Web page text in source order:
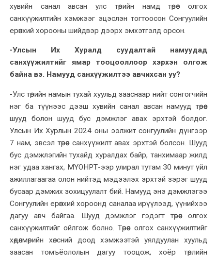
хувийн санал авсан улс төрийн намд төрөөс олгох
санхүүжилтийн хэмжээг эцэслэн тогтоосон Сонгуулийн
ерөнхий хорооны шийдвэр дээрх эмхэтгэлд орсон.
-Улсын Их Хуралд суудалтай намуудад
санхүүжилтийг ямар тооцооллоор хэрхэн олгож
байна вэ. Намууд санхүүжилтээ авчихсан уу?
-Улс төрийн намын тухай хуульд зааснаар нийт сонгогчийн
нэг ба түүнээс дээш хувийн санал авсан намууд төрөөс
шууд болон шууд бус дэмжлэг авах эрхтэй болдог.
Улсын Их Хурлын 2024 оны ээлжит сонгуулийн дүнгээр
7 нам, эвсэл төрөөс санхүүжилт авах эрхтэй болсон. Шууд
бус дэмжлэгийн тухайд хуралдах байр, танхимаар жилд
нэг удаа хангах, МҮОНРТ-ээр улирал тутам 30 минут үйл
ажиллагаагаа олон нийтэд мэдээлэх эрхтэй зэрэг шууд
бусаар дэмжих зохицуулалт бий. Намууд энэ дэмжлэгээ
Сонгуулийн ерөнхий хороонд саналаа ирүүлээд, үүнийхээ
дагуу авч байгаа. Шууд дэмжлэг гэдэгт төрөөс олгох
санхүүжилтийг ойлгож болно. Төрөөс олгох санхүүжилтийг
хөдөлмөрийн хөлсний доод хэмжээтэй уялдуулан хуульд
заасан томъёололын дагуу тооцож, хоёр төрлийн